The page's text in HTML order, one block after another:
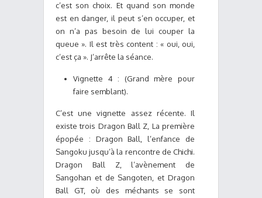
c’est son choix. Et quand son monde
est en danger, il peut s’en occuper, et
on n’a pas besoin de lui couper la
queue ». Il est très content : « oui, oui,
c’est ça ». J’arrête la séance.
Vignette 4 : (Grand mère pour
faire semblant).
C’est une vignette assez récente. Il
existe trois Dragon Ball Z, La première
épopée : Dragon Ball, l’enfance de
Sangoku jusqu’à la rencontre de Chichi.
Dragon Ball Z, l’avènement de
Sangohan et de Sangoten, et Dragon
Ball GT, où des méchants se sont